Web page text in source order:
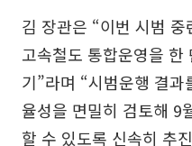
김 장관은 “이번 시범
고속철도 통합운영을 한
기”라며 “시범운행 결
율성을 면밀히 검토해 9
할 수 있도록 신속히 추